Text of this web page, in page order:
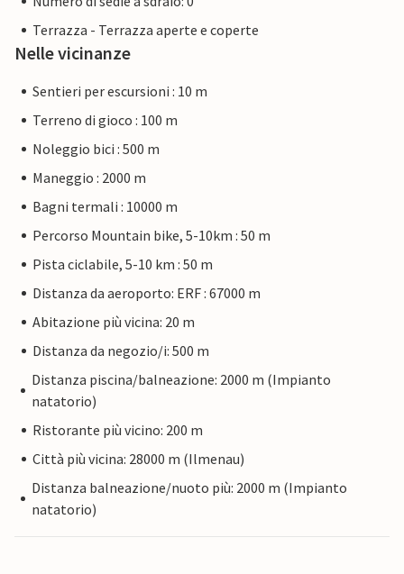
Terrazza - Terrazza aperte e coperte
Nelle vicinanze
Sentieri per escursioni : 10 m
Terreno di gioco : 100 m
Noleggio bici : 500 m
Maneggio : 2000 m
Bagni termali : 10000 m
Percorso Mountain bike, 5-10km : 50 m
Pista ciclabile, 5-10 km : 50 m
Distanza da aeroporto: ERF : 67000 m
Abitazione più vicina: 20 m
Distanza da negozio/i: 500 m
Distanza piscina/balneazione: 2000 m (Impianto
natatorio)
Ristorante più vicino: 200 m
Città più vicina: 28000 m (Ilmenau)
Distanza balneazione/nuoto più: 2000 m (Impianto
natatorio)